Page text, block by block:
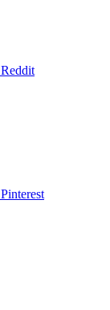
Reddit
Pinterest